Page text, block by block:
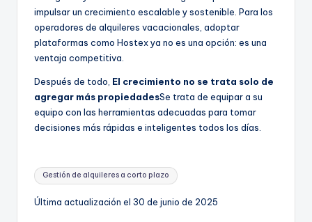
impulsar un crecimiento escalable y sostenible. Para los
operadores de alquileres vacacionales, adoptar
plataformas como Hostex ya no es una opción: es una
ventaja competitiva.
Después de todo, El crecimiento no se trata solo de
agregar más propiedadesSe trata de equipar a su
equipo con las herramientas adecuadas para tomar
decisiones más rápidas e inteligentes todos los días.
Etiquetas:
Gestión de alquileres a corto plazo
Última actualización el 30 de junio de 2025